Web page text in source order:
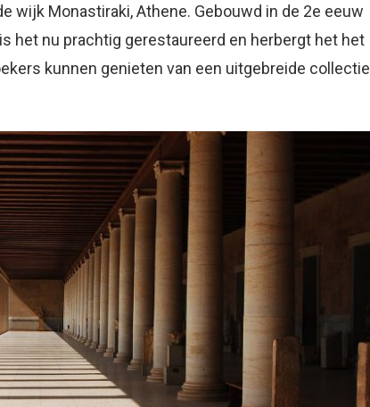
wijk Monastiraki, Athene. Gebouwd in de 2e eeuw
het nu prachtig gerestaureerd en herbergt het het
kunnen genieten van een uitgebreide collectie